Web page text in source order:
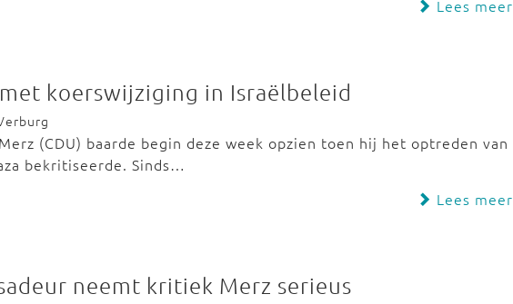
Lees meer
koerswijziging in Israëlbeleid
(CDU) baarde begin deze week opzien toen hij het optreden van
bekritiseerde. Sinds…
Lees meer
neemt kritiek Merz serieus